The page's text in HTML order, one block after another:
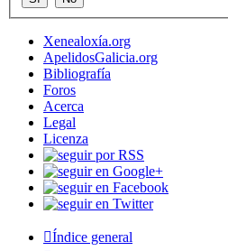
Xenealoxía.org
ApelidosGalicia.org
Bibliografía
Foros
Acerca
Legal
Licenza
Índice general